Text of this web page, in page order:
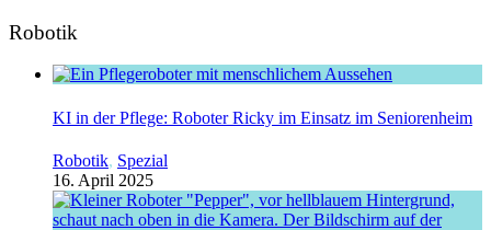
Robotik
KI in der Pflege: Roboter Ricky im Einsatz im Seniorenheim
Robotik, Spezial
16. April 2025